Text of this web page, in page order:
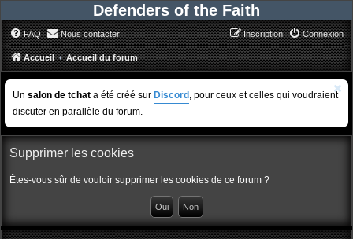
Defenders of the Faith
FAQ Nous contacter Connexion
Inscription
Accueil Accueil du forum
Un salon de tchat a été créé sur Discord , pour ceux et celles qui voudraient
discuter en parallèle du forum.
Supprimer les cookies
Êtes-vous sûr de vouloir supprimer les cookies de ce forum ?